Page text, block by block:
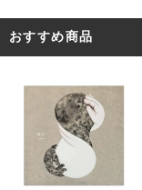
おすすめ商品